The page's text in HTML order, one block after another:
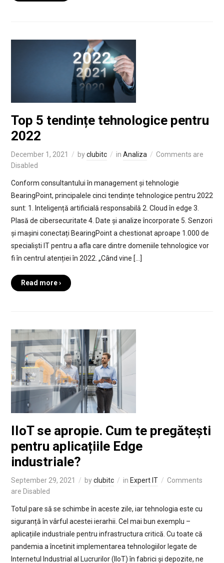
Top 5 tendințe tehnologice pentru
2022
December 1, 2021 byclubitc in Analiza
Comments are
Disabled
Conform consultantului în management și tehnologie
BearingPoint, principalele cinci tendințe tehnologice pentru 2022
sunt: 1. Inteligență artificială responsabilă 2. Cloud în edge 3.
Plasă de cibersecuritate 4. Date și analize încorporate 5. Senzori
și mașini conectați BearingPoint a chestionat aproape 1.000 de
specialiști IT pentru a afla care dintre domeniile tehnologice vor
fi în centrul atenției în 2022. „Când vine […]
Read more ›
IIoT se apropie. Cum te pregătești
pentru aplicațiile Edge
industriale?
September 29, 2021 byclubitc in Expert IT
Comments
are Disabled
Totul pare să se schimbe în aceste zile, iar tehnologia este cu
siguranță în vârful acestei ierarhii. Cel mai bun exemplu –
aplicațiile industriale pentru infrastructura critică. Cu toate că
pandemia a încetinit implementarea tehnologiilor legate de
Internetul Industrial al Lucrurilor (IIoT) în fabrici și depozite, ne